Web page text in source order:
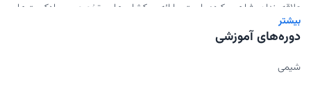
علاقه‌مندان فراهم کرده است. ارائه ورکشاپ‌های تخصصی، پادکست‌های
علمی، محتوای دانلودی و همکاری با اساتید برجسته، بخشی از مأموریت ما
برای گسترش علم به شیوه‌ای مدرن و اثربخش است.
بیشتر
دوره‌های آموزشی
شیمی